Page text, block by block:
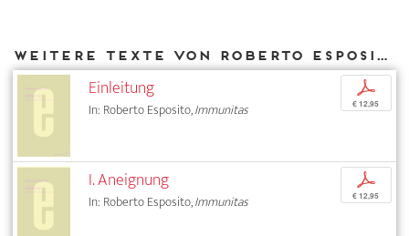
Weitere Texte von Roberto Esposito bei DIAPHANES
Einleitung
In: Roberto Esposito,Immunitas
p
€ 12,95
I. Aneignung
In: Roberto Esposito,Immunitas
p
€ 12,95